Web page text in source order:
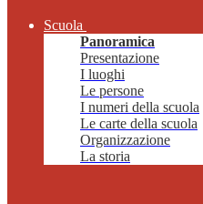
Scuola
Panoramica
Presentazione
I luoghi
Le persone
I numeri della scuola
Le carte della scuola
Organizzazione
La storia